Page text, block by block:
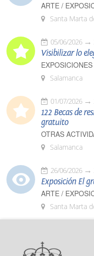
ARTE /
Santa Marta
05/06/2026
Visibilizar lo
EXPOSICIONES
Salamanca
01/07/2026
122 Becas de
gratuito
OTRAS
Salamanca
26/06/2026
Exposición El
ARTE /
Santa Marta